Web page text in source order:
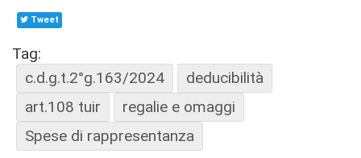
Tweet
Tag:
c.d.g.t.2°g.163/2024
deducibilità
art.108 tuir
regalie e omaggi
Spese di rappresentanza